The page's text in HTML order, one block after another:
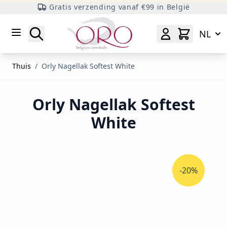
Gratis verzending vanaf €99 in België
Zoeken
NL
Thuis / Orly Nagellak Softest White
Orly Nagellak Softest
White
-20%